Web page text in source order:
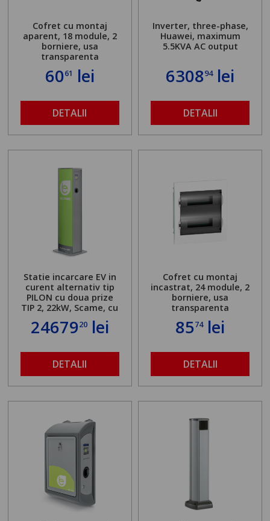
Cofret cu montaj
aparent, 18 module, 2
borniere, usa
transparenta
6061 lei
DETALII
Inverter, three-phase,
Huawei, maximum
5.5KVA AC output
630894lei
DETALII
Statie incarcare EV in
curent alternativ tip
PILON cu doua prize
TIP 2, 22kW, Scame, cu
2467920lei
DETALII
Cofret cu montaj
incastrat, 24 module, 2
borniere, usa
transparenta
8574lei
DETALII